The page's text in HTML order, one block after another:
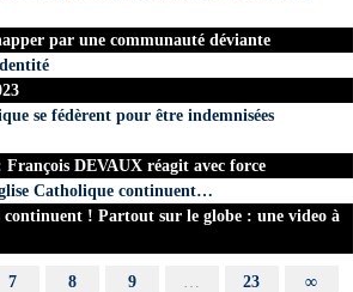
par une communauté déviante
se fédèrent pour être indemnisées
DEVAUX réagit avec force
Catholique continuent…
continuent ! Partout sur le globe : une video à
7 8 9 23 ∞